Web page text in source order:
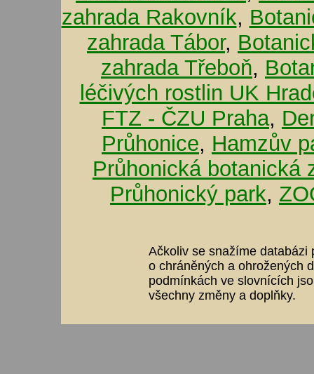
zahrada Rakovník,
zahrada Tábor,
zahrada Třeboň,
léčivých rostlin UK
FTZ - ČZU Praha,
Průhonice, Hamzův
Průhonická botanická
Průhonický park,
Ačkoliv se snažíme databázi
o chráněných a ohrožených
podmínkách ve slovnících
všechny změny a doplňky.